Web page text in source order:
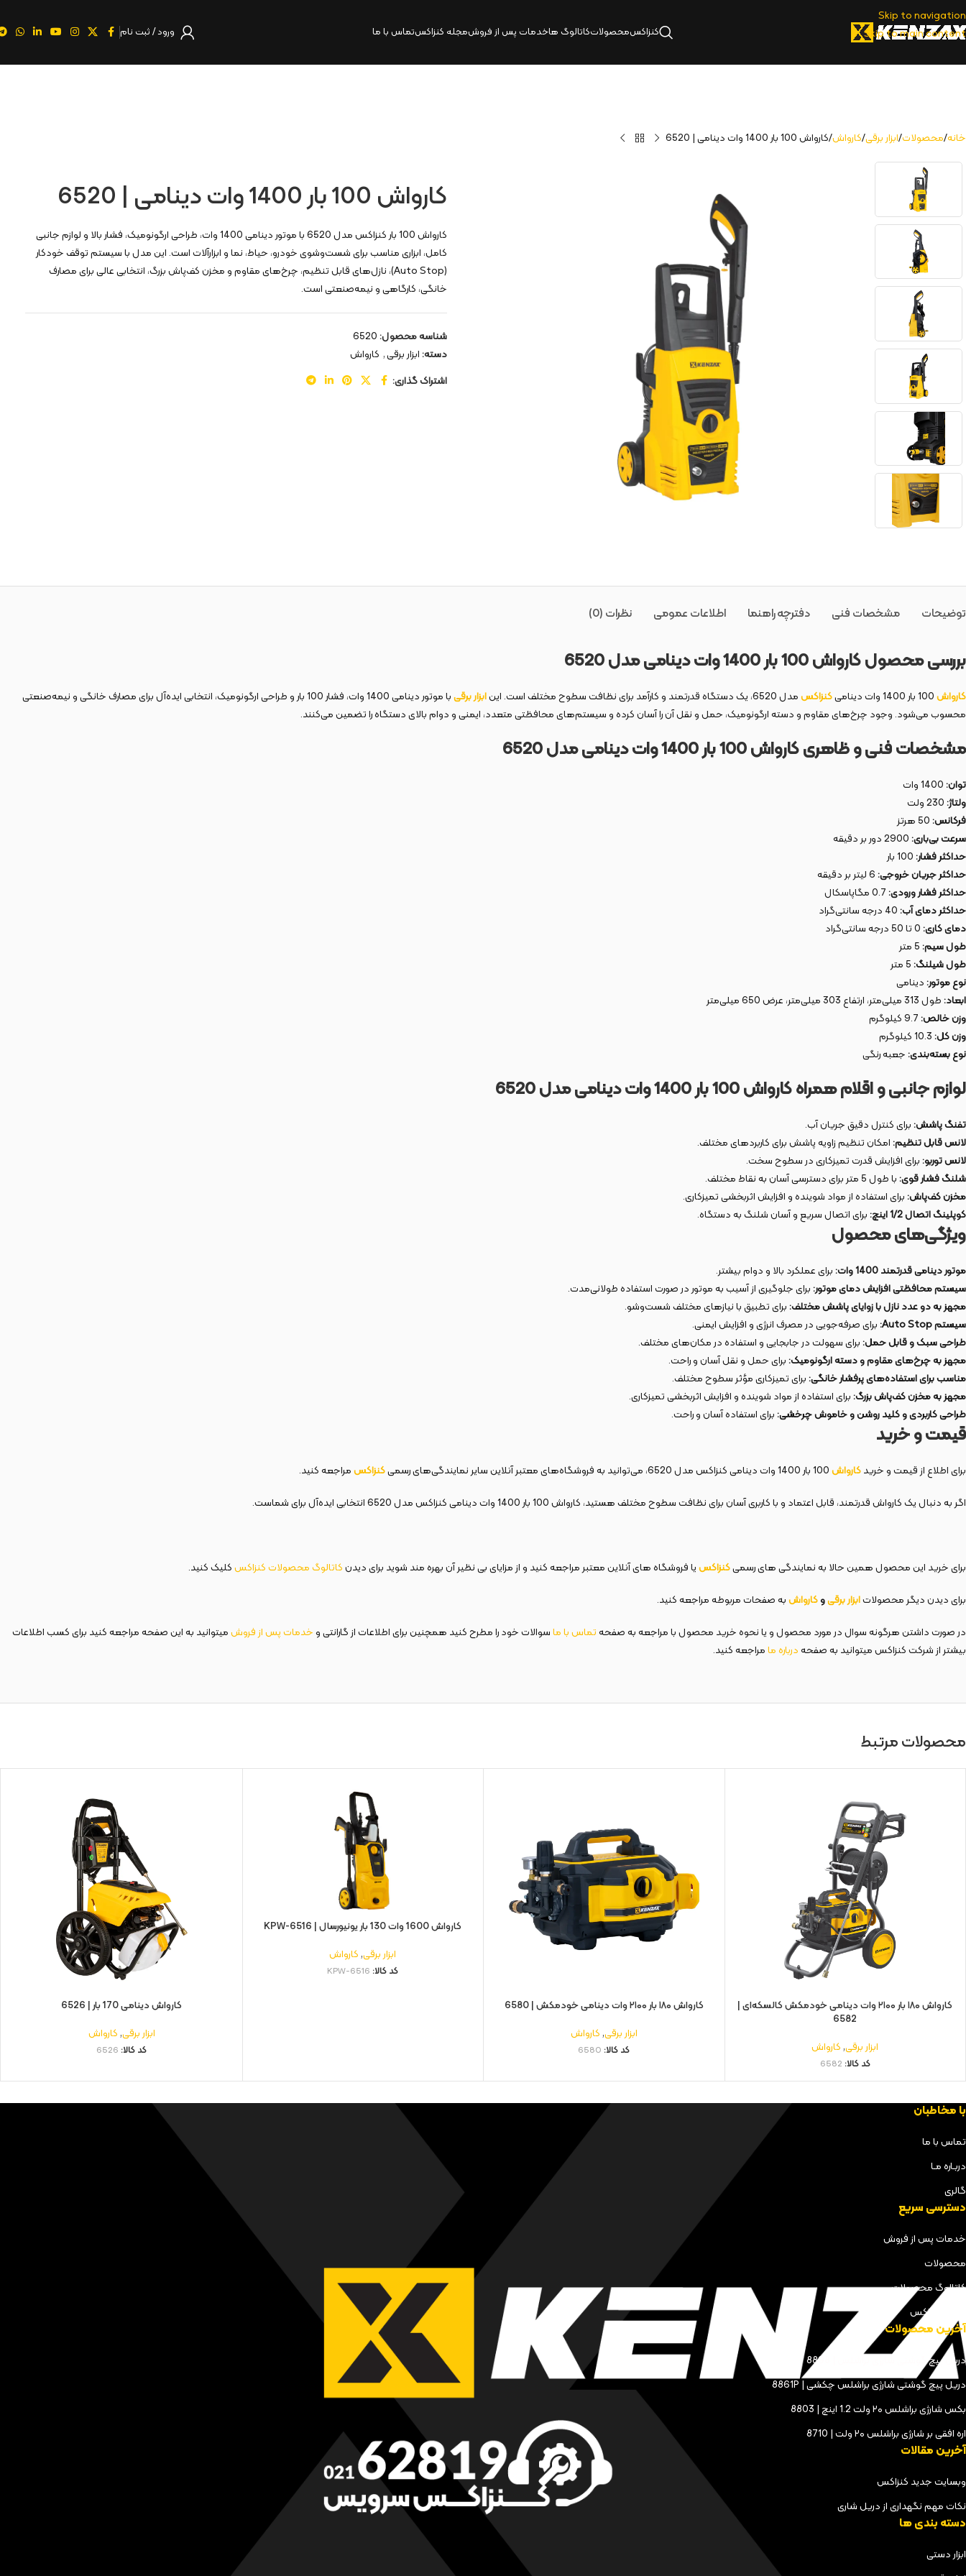
Skip to navigation
Skip to main content
کنزاکسمحصولاتکاتالوگ‌ هاخدمات پس از فروشمجله کنزاکستماس با ما ورود / ثبت نام
خانه محصولات ابزار برقی کارواش کارواش 100 بار 1400 وات دینامی | 6520
کارواش 100 بار 1400 وات دینامی | 6520
کارواش 100 بار کنزاکس مدل 6520 با موتور دینامی 1400 وات، طراحی ارگونومیک، فشار بالا و لوازم جانبی
کامل، ابزاری مناسب برای شست‌وشوی خودرو، حیاط، نما و ابزارآلات است. این مدل با سیستم توقف خودکار
(Auto Stop)، نازل‌های قابل تنظیم، چرخ‌های مقاوم و مخزن کف‌پاش بزرگ، انتخابی عالی برای مصارف
خانگی، کارگاهی و نیمه‌صنعتی است.
شناسه محصول:6520
دسته:ابزار برقی, کارواش
اشتراک گذاری:
توضیحات نظرات (0) مشخصات فنی اطلاعات عمومی دفترچه راهنما
بررسی محصول کارواش 100 بار 1400 وات دینامی مدل 6520
کارواش کنزاکسمدل 6520، یک دستگاه قدرتمند و کارآمد برای نظافت سطوح مختلف است. این ابزار برقی
با موتور دینامی 1400 وات، فشار 100 بار و طراحی ارگونومیک، انتخابی ایده‌آل برای مصارف خانگی و نیمه‌صنعتی
محسوب می‌شود. وجود چرخ‌های مقاوم و دسته ارگونومیک، حمل و نقل آن را آسان کرده و سیستم‌های محافظتی متعدد، ایمنی و دوام بالای دستگاه را تضمین می‌کنند.
مشخصات فنی و ظاهری کارواش 100 بار 1400 وات دینامی مدل 6520
توان:
ولتاژ:
فرکانس:
سرعت بی‌باری:
حداکثر فشار:
حداکثر جریان خروجی:
حداکثر فشار ورودی:
حداکثر دمای آب:
دمای کاری:
طول سیم:
طول شیلنگ:
نوع موتور:دینامی
ابعاد:طول 313 میلی‌متر، ارتفاع 303 میلی‌متر، عرض 650 میلی‌متر
وزن خالص:
وزن کل:
نوع بسته‌بندی:جعبه رنگی
لوازم جانبی و اقلام همراه کارواش 100 بار 1400 وات دینامی مدل 6520
تفنگ پاشش:برای کنترل دقیق جریان آب.
لانس قابل تنظیم:امکان تنظیم زاویه پاشش برای کاربردهای مختلف.
لانس توربو:برای افزایش قدرت تمیزکاری در سطوح سخت.
شلنگ فشار قوی:با طول 5 متر برای دسترسی آسان به نقاط مختلف.
مخزن کف‌پاش:برای استفاده از مواد شوینده و افزایش اثربخشی تمیزکاری.
کوپلینگ اتصال 1/2 اینچ:
برای اتصال سریع و آسان شلنگ به دستگاه.
ویژگی‌های محصول
موتور دینامی قدرتمند 1400 وات:
برای عملکرد بالا و دوام بیشتر.
سیستم محافظتی افزایش دمای موتور:برای جلوگیری از آسیب به موتور در صورت استفاده طولانی‌مدت.
مجهز به دو عدد نازل با زوایای پاشش مختلف:برای تطبیق با نیازهای مختلف شست‌وشو.
سیستم Auto Stop:
برای صرفه‌جویی در مصرف انرژی و افزایش ایمنی.
طراحی سبک و قابل حمل:برای سهولت در جابجایی و استفاده در مکان‌های مختلف.
مجهز به چرخ‌های مقاوم و دسته ارگونومیک:برای حمل و نقل آسان و راحت.
مناسب برای استفاده‌های پرفشار خانگی:برای تمیزکاری مؤثر سطوح مختلف.
مجهز به مخزن کف‌پاش بزرگ:برای استفاده از مواد شوینده و افزایش اثربخشی تمیزکاری.
طراحی کاربردی و کلید روشن و خاموش چرخشی:برای استفاده آسان و راحت.
قیمت و خرید
برای اطلاع از قیمت و خریدکارواش کنزاکسمراجعه کنید.
اگر به دنبال یک کارواش قدرتمند، قابل اعتماد و با کاربری آسان برای نظافت سطوح مختلف هستید، کارواش 100 بار 1400 وات دینامی کنزاکس مدل 6520 انتخابی ایده‌آل برای شماست.
برای خرید این محصول همین حالا به نمایندگی های رسمیکنزاکسیا فروشگاه های آنلاین معتبر مراجعه کنید و از مزایای بی نظیر آن بهره مند شوید برای دیدنکاتالوگ محصولات کنزاکسکلیک کنید.
برای دیدن دیگر محصولاتابزار برقیوکارواشبه صفحات مربوطه مراجعه کنید.
در صورت داشتن هرگونه سوال در مورد محصول و یا نحوه خرید محصول با مراجعه به صفحهتماس با ماسوالات خود را مطرح کنید همچنین برای اطلاعات از گارانتی وخدمات پس از فروشمیتوانید به این صفحه مراجعه کنید برای کسب اطلاعات
بیشتر از شرکت کنزاکس میتوانید به صفحهدرباره مامراجعه کنید.
محصولات مرتبط
کارواش ۱۸۰ بار ۲۱۰۰ وات دینامی خودمکش کالسکه‌ای |
6582
ابزار برقی,کارواش
کد کالا: 6582
کارواش ۱۸۰ بار ۲۱۰۰ وات دینامی خودمکش | 6580
ابزار برقی,کارواش
کد کالا: 6580
کارواش 1600 وات 130 بار یونیورسال | KPW-6516
ابزار برقی,کارواش
کد کالا: KPW-6516
کارواش دینامی 170 بار | 6526
ابزار برقی,کارواش
کد کالا: 6526
با مخاطبان
تماس با ما
دربـاره مـا
گالری
دسترسی سریع
خدمات پس از فروش
محصولات
کاتالوگ محصولات
مجله کنزاکس
آخرین محصولات
دریل پیچ گوشتی شارژی براشلس | 8898
دریل پیچ گوشتی شارژی براشلس چکشی | 8861P
بکس شارژی براشلس ۲۰ ولت 1.2 اینچ | 8803
اره افقی بر شارژی براشلس ۲۰ ولت | 8710
آخرین مقالات
وبسایت جدید کنزاکس
نکات مهم نگهداری از دریل شاری
دسته بندی ها
ابزار دستی